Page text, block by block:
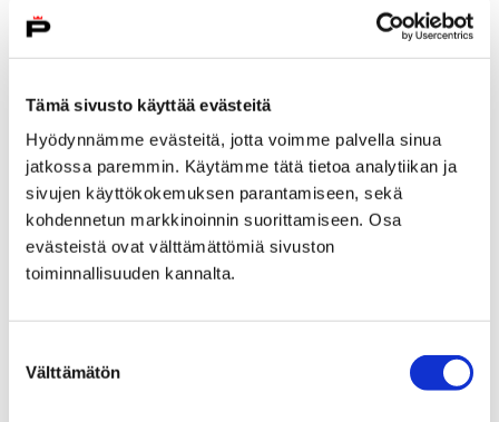
Tämä sivusto käyttää evästeitä
Hyödynnämme evästeitä, jotta voimme palvella sinua
jatkossa paremmin. Käytämme tätä tietoa analytiikan ja
sivujen käyttökokemuksen parantamiseen, sekä
kohdennetun markkinoinnin suorittamiseen. Osa
evästeistä ovat välttämättömiä sivuston
toiminnallisuuden kannalta.
valinta
Välttämätön
varhain, mutta Seväsen mukaan hän ei aluksi
piitannut metallista. 12-vuotiaana hän kuitenkin piti
bändeinä, mutta murroskohtana oli joulu 1992, jolloin
tätä hetkeä tärkeänä, sillä sen myötä hän kiinnostui
musiikista toden teolla. Lopulta hän perusti
ensimmäisen bändinsä, Paiseen, koulukaverinsa Tapani
Pesosen kanssa, ja Sevänen alkoi soittaa bassoa.
Bändi kuitenkin hajosi ja tilalle tuli uusi, joka keräsi
kuitenkaan toiminut, jolloin sekin kokoonpano